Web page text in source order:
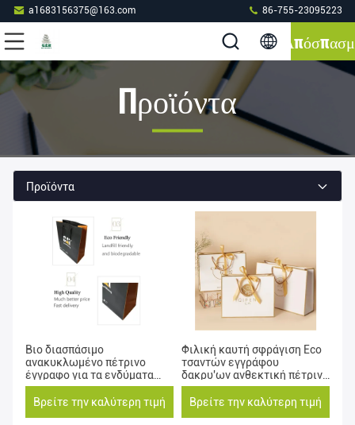
a1683156375@163.com 86-755-23095223
Προϊόντα
Προϊόντα
Βιο διασπάσιμο
ανακυκλωμένο πέτρινο
έγγραφο για τα ενδύματα
που συσκευάζουν την τσάντα
Βρείτε την καλύτερη τιμή
Φιλική καυτή σφράγιση Eco
τσαντών εγγράφου
δακρυ'ων ανθεκτική πέτρινη
με την κλειδαριά φερμουάρ
Βρείτε την καλύτερη τιμή